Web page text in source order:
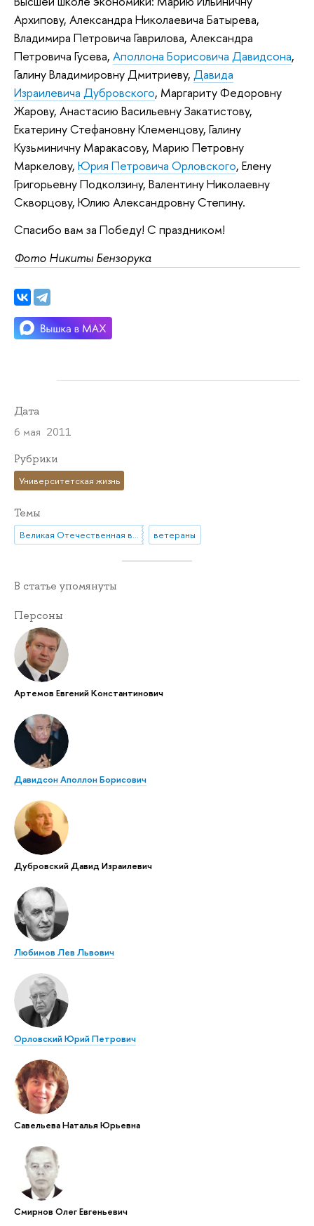
Архипову, Александра Николаевича Батырева,
Владимира Петровича Гаврилова, Александра
Петровича Гусева, Аполлона Борисовича Давидсона,
Галину Владимировну Дмитриеву, Давида
Израилевича Дубровского, Маргариту Федоровну
Жарову, Анастасию Васильевну Закатистову,
Екатерину Стефановну Клеменцову, Галину
Кузьминичну Маракасову, Марию Петровну
Маркелову, Юрия Петровича Орловского, Елену
Григорьевну Подколзину, Валентину Николаевну
Скворцову, Юлию Александровну Степину.
Спасибо вам за Победу! С праздником!
Фото Никиты Бензорука
Дата
6 мая 2011
Рубрики
Университетская жизнь
Темы
Великая Отечественная война ветераны
В статье упомянуты
Персоны
Артемов Евгений Константинович
Давидсон Аполлон Борисович
Дубровский Давид Израилевич
Любимов Лев Львович
Орловский Юрий Петрович
Савельева Наталья Юрьевна
Смирнов Олег Евгеньевич